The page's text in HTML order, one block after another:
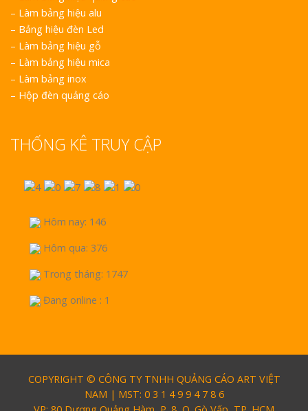
– Làm bảng hiệu alu
– Bảng hiệu đèn Led
– Làm bảng hiệu gỗ
– Làm bảng hiệu mica
– Làm bảng inox
– Hộp đèn quảng cáo
THỐNG KÊ TRUY CẬP
Hôm nay: 146
Hôm qua: 376
Trong tháng: 1747
Đang online : 1
COPYRIGHT © CÔNG TY TNHH QUẢNG CÁO ART VIỆT
NAM | MST: 0 3 1 4 9 9 4 7 8 6